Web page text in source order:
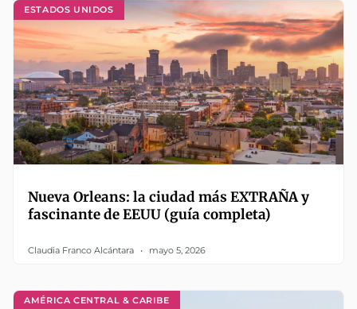
ESTADOS UNIDOS
Nueva Orleans: la ciudad más EXTRAÑA y
fascinante de EEUU (guía completa)
Claudia Franco Alcántara mayo 5, 2026
AMÉRICA CENTRAL & CARIBE